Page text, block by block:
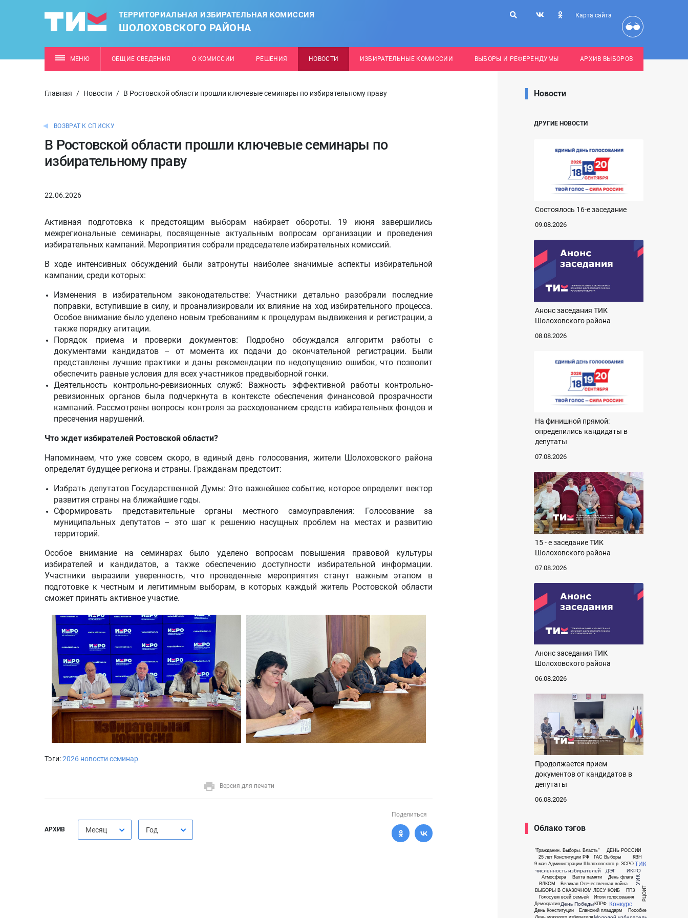
ТЕРРИТОРИАЛЬНАЯ ИЗБИРАТЕЛЬНАЯ КОМИССИЯ
ШОЛОХОВСКОГО РАЙОНА
Карта сайта
МЕНЮ ОБЩИЕ СВЕДЕНИЯ О КОМИССИИ РЕШЕНИЯ НОВОСТИ ИЗБИРАТЕЛЬНЫЕ КОМИССИИ ВЫБОРЫ И РЕФЕРЕНДУМЫ АРХИВ ВЫБОРОВ
Главная / Новости / В Ростовской области прошли ключевые семинары по избирательному праву
ВОЗВРАТ К СПИСКУ
В Ростовской области прошли ключевые семинары по
избирательному праву
22.06.2026
Активная подготовка к предстоящим выборам набирает обороты. 19 июня завершились
межрегиональные семинары, посвященные актуальным вопросам организации и проведения
избирательных кампаний. Мероприятия собрали председателе избирательных комиссий.
В ходе интенсивных обсуждений были затронуты наиболее значимые аспекты избирательной
кампании, среди которых:
Изменения в избирательном законодательстве: Участники детально разобрали последние
поправки, вступившие в силу, и проанализировали их влияние на ход избирательного процесса.
Особое внимание было уделено новым требованиям к процедурам выдвижения и регистрации, а
также порядку агитации.
Порядок приема и проверки документов: Подробно обсуждался алгоритм работы с
документами кандидатов – от момента их подачи до окончательной регистрации. Были
представлены лучшие практики и даны рекомендации по недопущению ошибок, что позволит
обеспечить равные условия для всех участников предвыборной гонки.
Деятельность контрольно-ревизионных служб: Важность эффективной работы контрольно-
ревизионных органов была подчеркнута в контексте обеспечения финансовой прозрачности
кампаний. Рассмотрены вопросы контроля за расходованием средств избирательных фондов и
пресечения нарушений.
Что ждет избирателей Ростовской области?
Напоминаем, что уже совсем скоро, в единый день голосования, жители Шолоховского района
определят будущее региона и страны. Гражданам предстоит:
Избрать депутатов Государственной Думы: Это важнейшее событие, которое определит вектор
развития страны на ближайшие годы.
Сформировать представительные органы местного самоуправления: Голосование за
муниципальных депутатов – это шаг к решению насущных проблем на местах и развитию
территорий.
Особое внимание на семинарах было уделено вопросам повышения правовой культуры
избирателей и кандидатов, а также обеспечению доступности избирательной информации.
Участники выразили уверенность, что проведенные мероприятия станут важным этапом в
подготовке к честным и легитимным выборам, в которых каждый житель Ростовской области
сможет принять активное участие.
Тэги:2026 новости семинар
Версия для печати
АРХИВ Месяц Год
Поделиться
Новости
ДРУГИЕ НОВОСТИ
Состоялось 16-е заседание
09.08.2026
Анонс заседания ТИК
Шолоховского района
08.08.2026
На финишной прямой:
определились кандидаты в
депутаты
07.08.2026
15 - е заседание ТИК
Шолоховского района
07.08.2026
Анонс заседания ТИК
Шолоховского района
06.08.2026
Продолжается прием
документов от кандидатов в
депутаты
06.08.2026
Облако тэгов
"Гражданин. Выборы. Власть"
25 лет Конституции РФ
9 мая
численность избирателей
Администрации Шолоховского р.
Атмосфера
ВЛКСМ
ВЫБОРЫ В СКАЗОЧНОМ ЛЕСУ
Вахта памяти
Великая Отечественная война
ГАС Выборы
Голосуем всей семьей
ДЕНЬ РОССИИ
ДЭГ
Демократия
День Конституции
День Победы
День флага
Еланский плацдарм
ЗСРО
ИКРО
Итоги голосования
КВН
КОИБ
КПРФ Конкурс
ППЗ
Пособие
РЦОИТ
ТИК
УИК